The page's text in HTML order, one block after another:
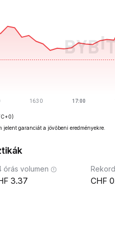
garanciát a jövőbeni eredményekre.
órás volumen
3.37